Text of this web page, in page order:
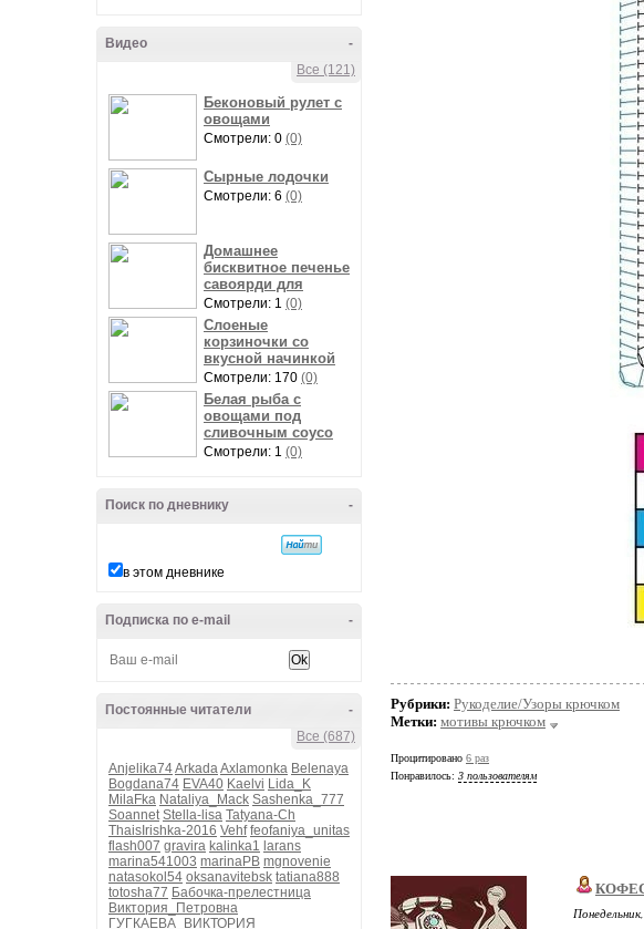
-
Видео
Все (121)
Беконовый рулет с
овощами
Смотрели: 0 (0)
Сырные лодочки
Смотрели: 6 (0)
Домашнее
бисквитное печенье
савоярди для
Смотрели: 1 (0)
Слоеные
корзиночки со
вкусной начинкой
Смотрели: 170 (0)
Белая рыба с
овощами под
сливочным соусо
Смотрели: 1 (0)
-
Поиск по дневнику
в этом дневнике
-
Подписка по e-mail
-
Постоянные читатели
Все (687)
Anjelika74ArkadaAxlamonka Belenaya
Bogdana74 EVA40 Kaelvi Lida_K
MilaFka Nataliya_Mack Sashenka_777
Soannet Stella-lisa Tatyana-Ch
ThaisIrishka-2016 Vehf feofaniya_unitas
flash007 gravira kalinka1 larans
marina541003 marinaPB mgnovenie
natasokol54 oksanavitebsk tatiana888
totosha77 Бабочка-прелестница
Виктория_Петровна
ГУГКАЕВА_ВИКТОРИЯ
Рубрики: Рукоделие/Узоры крючком
Метки: мотивы крючком
Процитировано 6 раз
Понравилось: 3 пользователям